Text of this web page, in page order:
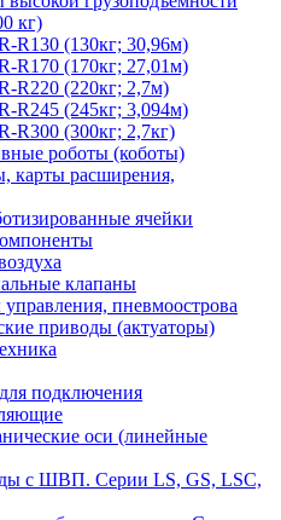
кг)
R130 (130кг; 30,96м)
R170 (170кг; 27,01м)
R220 (220кг; 2,7м)
R245 (245кг; 3,094м)
R300 (300кг; 2,7кг)
роботы (коботы)
карты расширения,
ячейки
клапаны
пневмоострова
приводы (актуаторы)
подключения
оси (линейные
с ШВП. Серии LS, GS, LSC,